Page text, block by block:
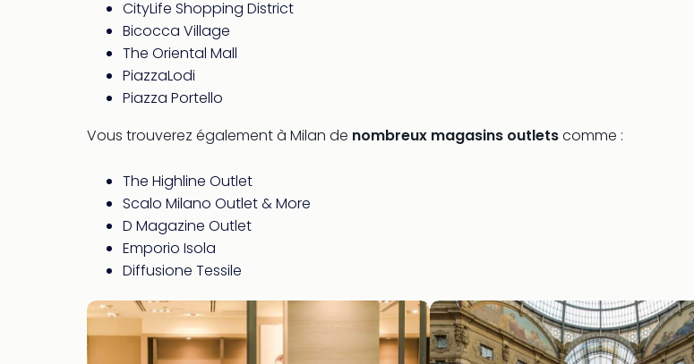
CityLife Shopping District
Bicocca Village
The Oriental Mall
PiazzaLodi
Piazza Portello
Vous trouverez également à Milan de nombreux magasins outletscomme :
The Highline Outlet
Scalo Milano Outlet & More
D Magazine Outlet
Emporio Isola
Diffusione Tessile